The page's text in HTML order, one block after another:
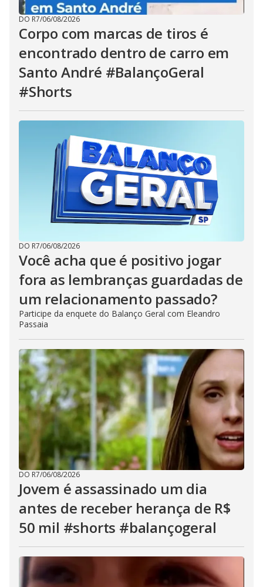
DO R7/06/08/2026
Corpo com marcas de tiros é
encontrado dentro de carro em
Santo André #BalançoGeral
#Shorts
DO R7/06/08/2026
Você acha que é positivo jogar
fora as lembranças guardadas de
um relacionamento passado?
Participe da enquete do Balanço Geral com Eleandro
Passaia
DO R7/06/08/2026
Jovem é assassinado um dia
antes de receber herança de R$
50 mil #shorts #balançogeral